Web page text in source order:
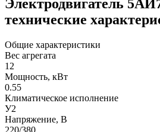
Электродвигатель
технические
Общие характеристики
Вес агрегата
12
Мощность, кВт
0.55
Климатическое исполнение
У2
Напряжение, В
220/380